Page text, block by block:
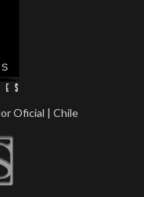
Oficial | Chile